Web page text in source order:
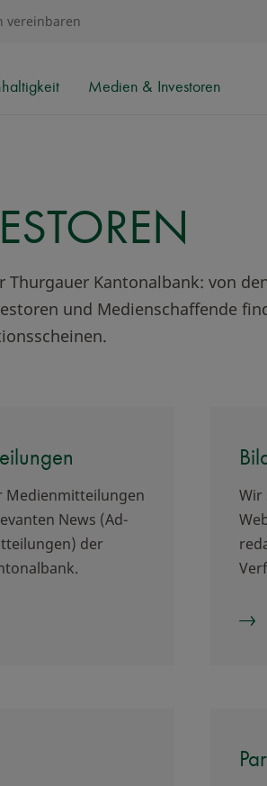
Medien & Investoren
vereinbaren
Kantonalbank: von
und Medienschaffende
Medienmitteilungen
News (Ad-
der
Wir